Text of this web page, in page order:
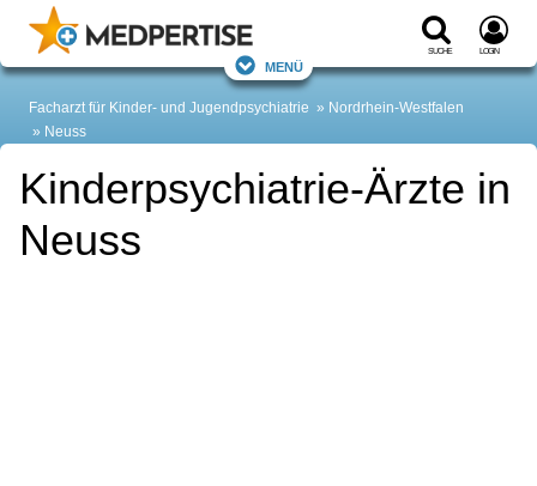
Suche Login
Menü
Facharzt für Kinder- und Jugendpsychiatrie
Nordrhein-Westfalen
Neuss
Kinderpsychiatrie-Ärzte in
Neuss